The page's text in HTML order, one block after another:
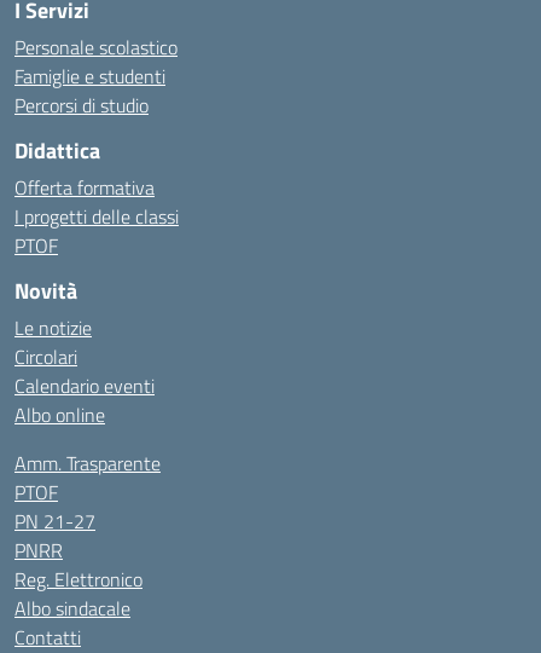
I Servizi
Personale scolastico
Famiglie e studenti
Percorsi di studio
Didattica
Offerta formativa
I progetti delle classi
PTOF
Novità
Le notizie
Circolari
Calendario eventi
Albo online
Amm. Trasparente
PTOF
PN 21-27
PNRR
Reg. Elettronico
Albo sindacale
Contatti